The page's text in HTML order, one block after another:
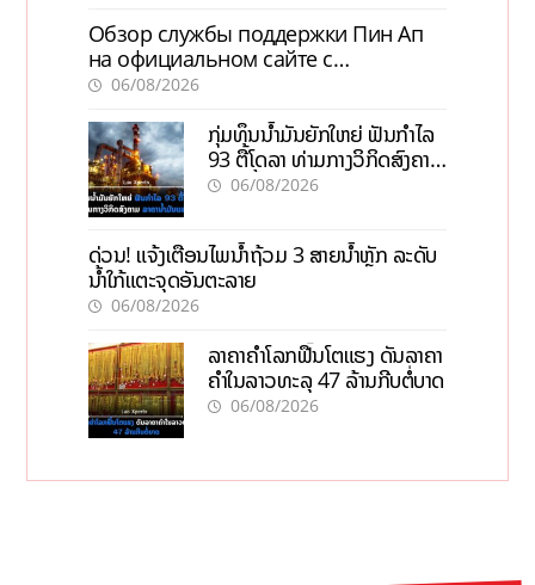
Обзор службы поддержки Пин Ап
на официальном сайте с
актуальной информацией
06/08/2026
ກຸ່ມທຶນນ້ຳມັນຍັກໃຫຍ່ ຟັນກຳໄລ
93 ຕື້ໂດລາ ທ່າມກາງວິກິດສົງຄາມ
ລາຄານໍ້າມັນແພງ
06/08/2026
ດ່ວນ! ແຈ້ງເຕືອນໄພນໍ້າຖ້ວມ 3 ສາຍນໍ້າຫຼັກ ລະດັບ
ນໍ້າໃກ້ແຕະຈຸດອັນຕະລາຍ
06/08/2026
ລາຄາຄຳໂລກຟື້ນໂຕແຮງ ດັນລາຄາ
ຄຳໃນລາວທະລຸ 47 ລ້ານກີບຕໍ່ບາດ
06/08/2026